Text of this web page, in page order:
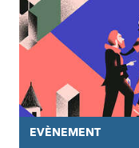
EVÈNEMENT